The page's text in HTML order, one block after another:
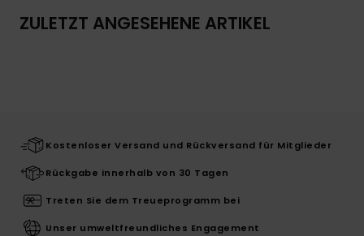
ZULETZT ANGESEHENE ARTIKEL
Kostenloser Versand und Rückversand für Mitglieder
Rückgabe innerhalb von 30 Tagen
Treten Sie dem Treueprogramm bei
Unser umweltfreundliches Engagement